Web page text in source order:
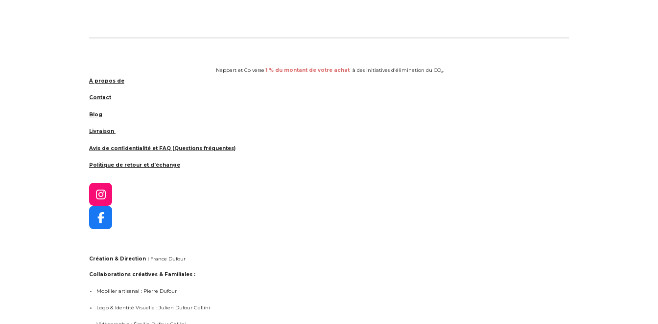
r
r
r
Nappart et Co verse1 % du montant de votre achat à des initiatives d'élimination du CO₂.
À propos de
Contact
Blog
Livraison
Avis de confidentialité et FAQ (Questions fréquentes)
Politique de retour et d'échange
I
n
s
t
r
a
F
a
b
o
k
Création & Direction : France Dufour
Collaborations créatives & Familiales :
Mobilier artisanal : Pierre Dufour
Logo & Identité Visuelle : Julien Dufour Gallini